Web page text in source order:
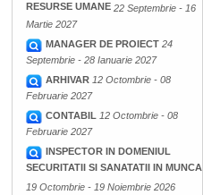
RESURSE UMANE 22 Septembrie - 16
Martie 2027
MANAGER DE PROIECT 24
Septembrie - 28 Ianuarie 2027
ARHIVAR 12 Octombrie - 08
Februarie 2027
CONTABIL 12 Octombrie - 08
Februarie 2027
INSPECTOR IN DOMENIUL
SECURITATII SI SANATATII IN MUNCA
19 Octombrie - 19 Noiembrie 2026